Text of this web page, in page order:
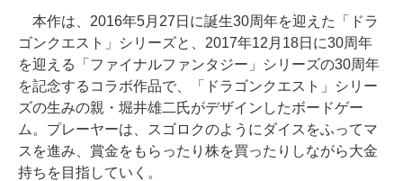
本作は、2016年5月27日に誕生30周年を迎えた「ドラ
ゴンクエスト」シリーズと、2017年12月18日に30周年
を迎える「ファイナルファンタジー」シリーズの30周年
を記念するコラボ作品で、「ドラゴンクエスト」シリー
ズの生みの親・堀井雄二氏がデザインしたボードゲー
ム。プレーヤーは、スゴロクのようにダイスをふってマ
スを進み、賞金をもらったり株を買ったりしながら大金
持ちを目指していく。